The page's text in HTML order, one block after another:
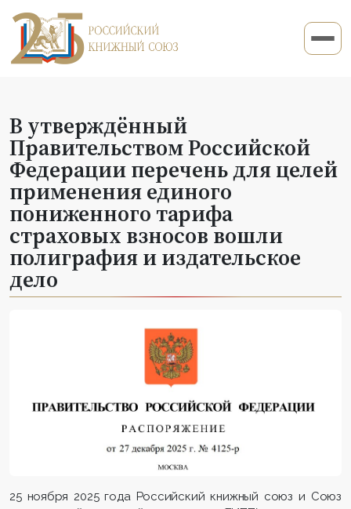
В утверждённый
Правительством Российской
Федерации перечень для целей
применения единого
пониженного тарифа
страховых взносов вошли
полиграфия и издательское
дело
25 ноября 2025 года Российский книжный союз и Союз